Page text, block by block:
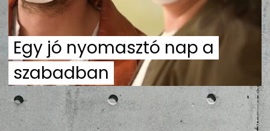
Egy jó nyomasztó nap a
szabadban